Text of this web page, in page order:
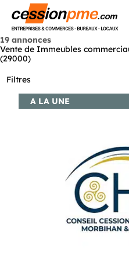
19 annonces
Vente de Immeubles
(29000)
Filtres
A LA UNE